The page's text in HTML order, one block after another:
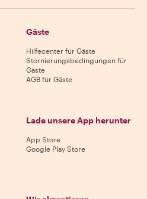
Gäste
Hilfecenter für Gäste
Stornierungsbedingungen für
Gäste
AGB für Gäste
Lade unsere App herunter
App Store
Google Play Store